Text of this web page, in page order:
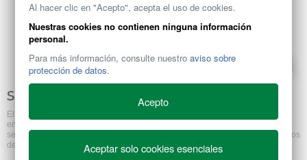
SENSOR DE NOX
El sensor de NOx consta de una sonda y una unidad de control, conectadas
entre sí como una unidad a través de un mazo de cables. Esta unidad de
sensor se instala en el conducto de escape y se utiliza para detectar los óxidos
de nitrógeno en la corriente de gases de escape.
Al hacer clic en "Acepto", acepta el uso de cookies.
Nuestras cookies no contienen ninguna información
personal.
Para más información, consulte nuestroaviso sobre
protección de datos.
Acepto
Aceptar solo cookies esenciales